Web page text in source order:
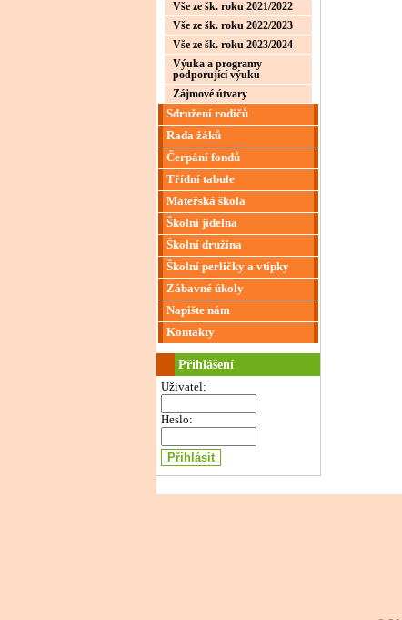
Vše ze šk. roku 2021/2022
Vše ze šk. roku 2022/2023
Vše ze šk. roku 2023/2024
Výuka a programy
podporující výuku
Zájmové útvary
Sdružení rodičů
Rada žáků
Čerpání fondů
Třídní tabule
Mateřská škola
Školní jídelna
Školní družina
Školní perličky a vtípky
Zábavné úkoly
Napište nám
Kontakty
Přihlášení
Uživatel:
Heslo: